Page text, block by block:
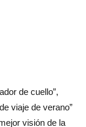
de cuello”,
viaje de verano”
visión de la